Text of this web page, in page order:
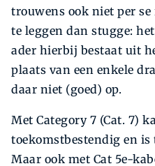
trouwens ook niet per
te leggen dan stugge:
ader hierbij bestaat uit
plaats van een enkele
daar niet (goed) op.
Met Category 7 (Cat. 7)
toekomstbestendig en
Maar ook met Cat 5e-